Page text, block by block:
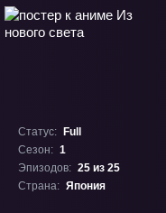
Статус:
Full
Сезон: 1
Эпизодов: 25 из 25
Страна: Япония